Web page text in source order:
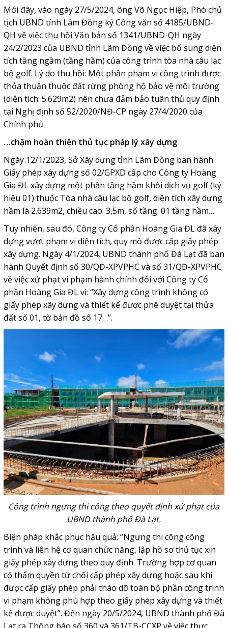
Mới đây, vào ngày 27/5/2024, ông Võ Ngọc Hiệp, Phó chủ
tịch UBND tỉnh Lâm Đồng ký Công văn số 4185/UBND-
QH về việc thu hồi Văn bản số 1341/UBND-QH ngày
24/2/2023 của UBND tỉnh Lâm Đồng về việc bổ sung diện
tích tầng ngầm (tầng hầm) của công trình tòa nhà câu lạc
bộ golf. Lý do thu hồi: Một phần phạm vi công trình được
thỏa thuận thuộc đất rừng phòng hộ bảo vệ môi trường
(diện tích: 5.629m2) nên chưa đảm bảo tuân thủ quy định
tại Nghị định số 52/2020/NĐ-CP ngày 27/4/2020 của
Chính phủ.
…chậm hoàn thiện thủ tục pháp lý xây dựng
Ngày 12/1/2023, Sở Xây dựng tỉnh Lâm Đồng ban hành
Giấy phép xây dựng số 02/GPXD cấp cho Công ty Hoàng
Gia ĐL xây dựng một phần tầng hầm khối dịch vụ golf (ký
hiệu 01) thuộc Tòa nhà câu lạc bộ golf, diện tích xây dựng
hầm là 2.639m2, chiều cao: 3,5m, số tầng: 01 tầng hầm…
Tuy nhiên, sau đó, Công ty Cổ phần Hoàng Gia ĐL đã xây
dựng vượt phạm vi diện tích, quy mô được cấp giấy phép
xây dựng. Ngày 4/1/2024, UBND thành phố Đà Lạt đã ban
hành Quyết định số 30/QĐ-XPVPHC và số 31/QĐ-XPVPHC
về việc xử phạt vi phạm hành chính đối với Công ty Cổ
phần Hoàng Gia ĐL vì: “Xây dựng công trình không có
giấy phép xây dựng và thiết kế được phê duyệt tại thửa
đất số 01, tờ bản đồ số 17…”.
Công trình ngưng thi công theo quyết định xử phạt của
UBND thành phố Đà Lạt.
Biện pháp khắc phục hậu quả: “Ngưng thi công công
trình và liên hệ cơ quan chức năng, lập hồ sơ thủ tục xin
giấy phép xây dựng theo quy định. Trường hợp cơ quan
có thẩm quyền từ chối cấp phép xây dựng hoặc sau khi
được cấp giấy phép phải tháo dỡ toàn bộ phần công trình
vi phạm không phù hợp theo giấy phép xây dựng và thiết
kế được duyệt”. Đến ngày 20/5/2024, UBND thành phố Đà